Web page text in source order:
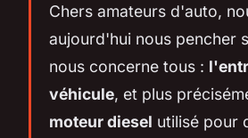
Chers amateurs d'auto,
aujourd'hui nous pencher
nous concerne tous :
véhicule, et plus
moteur diesel utilisé pour